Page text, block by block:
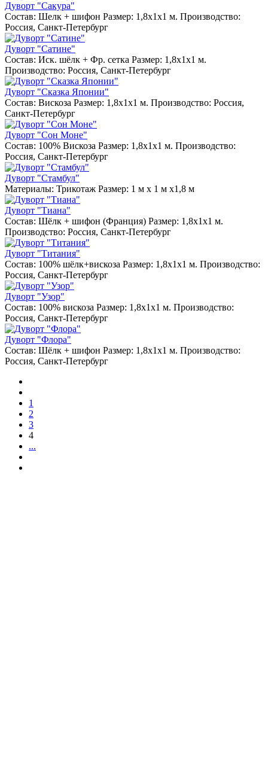
Дуворт "Сакура"
Состав: Шелк + шифон Размер: 1,8х1х1 м. Производство:
Россия, Санкт-Петербург
Дуворт "Сатине"
Состав: Иск. шёлк + Фр. сетка Размер: 1,8х1х1 м.
Производство: Россия, Санкт-Петербург
Дуворт "Сказка Японии"
Состав: Вискоза Размер: 1,8х1х1 м. Производство: Россия,
Санкт-Петербург
Дуворт "Сон Моне"
Состав: 100% Вискоза Размер: 1,8х1х1 м. Производство:
Россия, Санкт-Петербург
Дуворт "Стамбул"
Материалы: Трикотаж Размер: 1 м х 1 м х1,8 м
Дуворт "Тиана"
Состав: Шёлк + шифон (Франция) Размер: 1,8х1х1 м.
Производство: Россия, Санкт-Петербург
Дуворт "Титания"
Состав: 100% шёлк+вискоза Размер: 1,8х1х1 м. Производство:
Россия, Санкт-Петербург
Дуворт "Узор"
Состав: 100% вискоза Размер: 1,8х1х1 м. Производство:
Россия, Санкт-Петербург
Дуворт "Флора"
Состав: Шёлк + шифон Размер: 1,8х1х1 м. Производство:
Россия, Санкт-Петербург
1
2
3
4
...